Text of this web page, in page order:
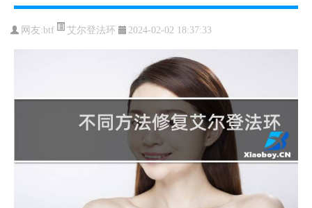
网友:btf 艾尔登法环 2024-02-02 18:37:33